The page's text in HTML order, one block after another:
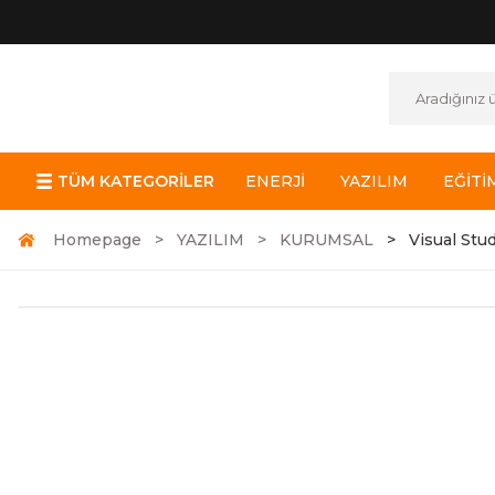
TÜM KATEGORİLER ENERJİ YAZILIM
Homepage YAZILIM KURUMSAL Visual